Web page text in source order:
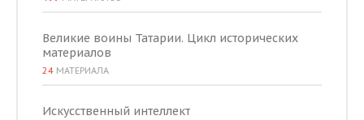
Великие воины Татарии. Цикл исторических
материалов
24 МАТЕРИАЛА
Искусственный интеллект